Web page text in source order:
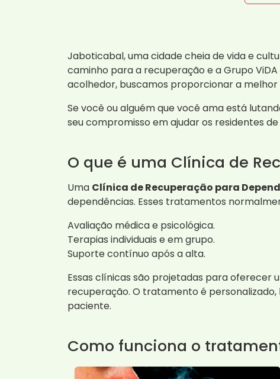
Jaboticabal, uma cidade cheia de vida e
caminho para a recuperação e a Grupo
acolhedor, buscamos proporcionar a
Se você ou alguém que você ama está
seu compromisso em ajudar os residentes
O que é uma Clínica de
Uma Clínica de Recuperação para
dependências. Esses tratamentos
Avaliação médica e psicológica.
Terapias individuais e em grupo.
Suporte contínuo após a alta.
Essas clínicas são projetadas para
recuperação. O tratamento é
paciente.
Como funciona o